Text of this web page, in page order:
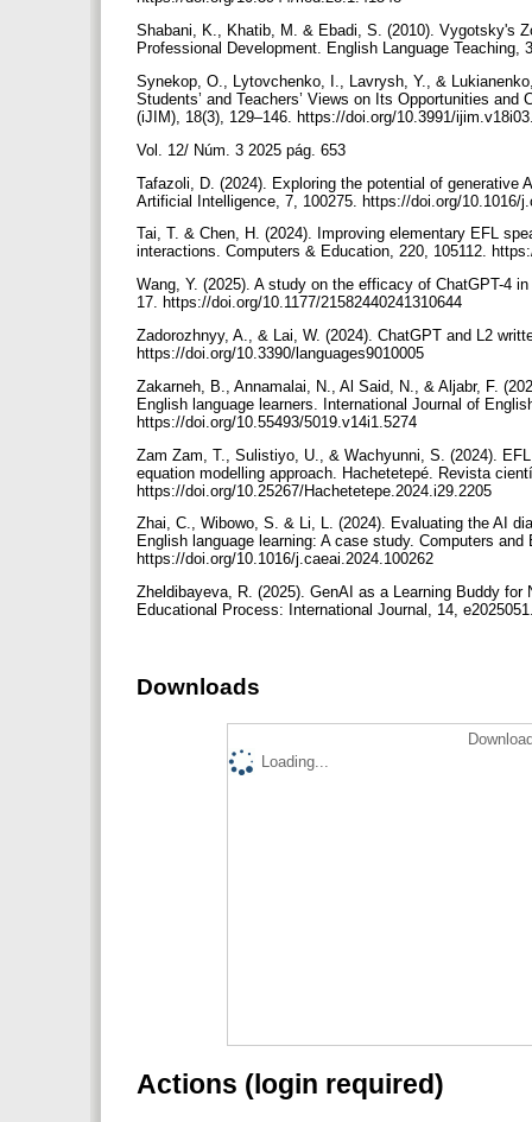
Shabani, K., Khatib, M. & Ebadi, S. (2010). Vygotsky's
Professional Development. English Language
Synekop, O., Lytovchenko, I., Lavrysh, Y., &
Students’ and Teachers’ Views on Its Opportunities
(iJIM), 18(3), 129–146. https://doi.org/10.3991/
Vol. 12/ Núm. 3 2025 pág. 653
Tafazoli, D. (2024). Exploring the potential of generative
Artificial Intelligence, 7, 100275. https://doi.org/10.1016/
Tai, T. & Chen, H. (2024). Improving elementary EFL
interactions. Computers & Education, 220, 105112.
Wang, Y. (2025). A study on the efficacy of ChatGPT-4
17. https://doi.org/10.1177/21582440241310644
Zadorozhnyy, A., & Lai, W. (2024). ChatGPT and L2
https://doi.org/10.3390/languages9010005
Zakarneh, B., Annamalai, N., Al Said, N., & Aljabr, F.
English language learners. International Journal of
https://doi.org/10.55493/5019.v14i1.5274
Zam Zam, T., Sulistiyo, U., & Wachyunni, S. (2024).
equation modelling approach. Hachetetepé. Revista
https://doi.org/10.25267/Hachetetepe.2024.i29.2205
Zhai, C., Wibowo, S. & Li, L. (2024). Evaluating the AI
English language learning: A case study. Computers
https://doi.org/10.1016/j.caeai.2024.100262
Zheldibayeva, R. (2025). GenAI as a Learning Buddy
Educational Process: International Journal, 14,
Downloads
Loading...
Actions (login required)